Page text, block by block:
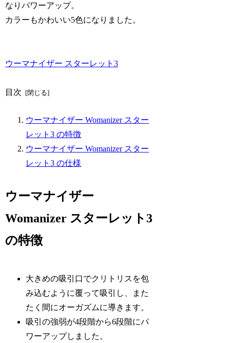
なりパワーアップ。
カラーもかわいい5色になりました。
ウーマナイザー スターレット3
目次
ウーマナイザー Womanizer スター
レット3 の特徴
ウーマナイザー Womanizer スター
レット3 の仕様
ウーマナイザー
Womanizer スターレット3
の特徴
大きめの吸引口でクリトリスを包
み込むように覆って吸引し、また
たく間にオーガズムに導きます。
吸引の強弱が4段階から6段階にパ
ワーアップしました。